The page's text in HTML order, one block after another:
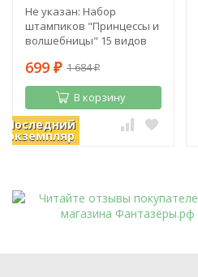
Последний
экземпляр
Не указан: Набор
штампиков "Принцессы и
волшебницы" 15 видов
699 ₽ 1 684₽
В корзину
В наличии